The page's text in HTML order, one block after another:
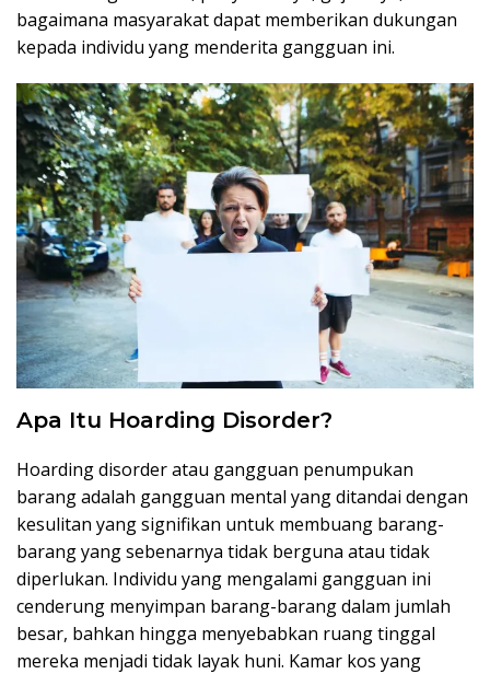
bagaimana masyarakat dapat memberikan dukungan
kepada individu yang menderita gangguan ini.
Apa Itu Hoarding Disorder?
Hoarding disorder atau gangguan penumpukan
barang adalah gangguan mental yang ditandai dengan
kesulitan yang signifikan untuk membuang barang-
barang yang sebenarnya tidak berguna atau tidak
diperlukan. Individu yang mengalami gangguan ini
cenderung menyimpan barang-barang dalam jumlah
besar, bahkan hingga menyebabkan ruang tinggal
mereka menjadi tidak layak huni. Kamar kos yang